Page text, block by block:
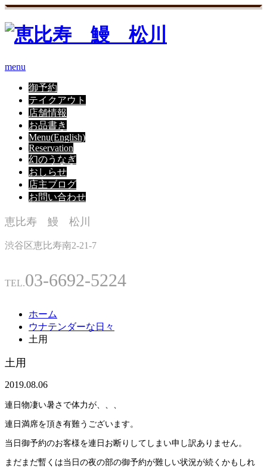
menu
御予約
テイクアウト
店舗情報
お品書き
Menu(English)
Reservation
幻のうなぎ
おしらせ
店主ブログ
お問い合わせ
恵比寿 鰻 松川
渋谷区恵比寿南2-21-7
TEL.03-6692-5224
ホーム
ウナテンダーな日々
土用
土用
2019.08.06
連日物凄い暑さで体力が、、、
連日満席を頂き有難うございます。
当日御予約のお客様を連日お断りしてしまい申し訳ありません。
まだまだ暫くは当日の夜の部の御予約が難しい状況が続くかもしれ